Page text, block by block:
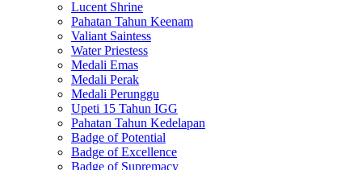
Lucent Shrine
Pahatan Tahun Keenam
Valiant Saintess
Water Priestess
Medali Emas
Medali Perak
Medali Perunggu
Upeti 15 Tahun IGG
Pahatan Tahun Kedelapan
Badge of Potential
Badge of Excellence
Badge of Supremacy